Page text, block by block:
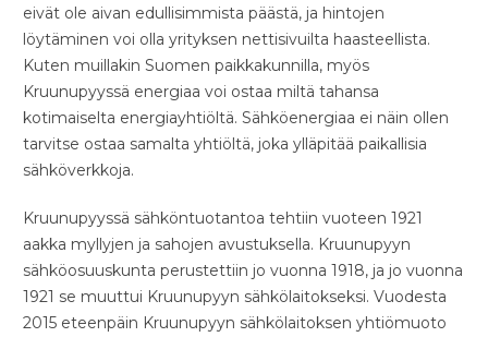
eivät ole aivan edullisimmista päästä, ja hintojen
löytäminen voi olla yrityksen nettisivuilta haasteellista.
Kuten muillakin Suomen paikkakunnilla, myös
Kruunupyyssä energiaa voi ostaa miltä tahansa
kotimaiselta energiayhtiöltä. Sähköenergiaa ei näin ollen
tarvitse ostaa samalta yhtiöltä, joka ylläpitää paikallisia
sähköverkkoja.
Kruunupyyssä sähköntuotantoa tehtiin vuoteen 1921
aakka myllyjen ja sahojen avustuksella. Kruunupyyn
sähköosuuskunta perustettiin jo vuonna 1918, ja jo vuonna
1921 se muuttui Kruunupyyn sähkölaitokseksi. Vuodesta
2015 eteenpäin Kruunupyyn sähkölaitoksen yhtiömuoto